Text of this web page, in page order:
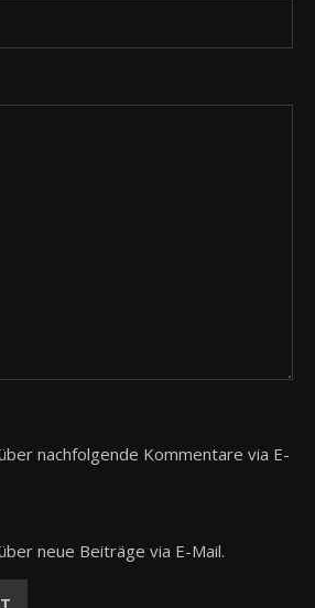
nachfolgende Kommentare via E-
neue Beiträge via E-Mail.